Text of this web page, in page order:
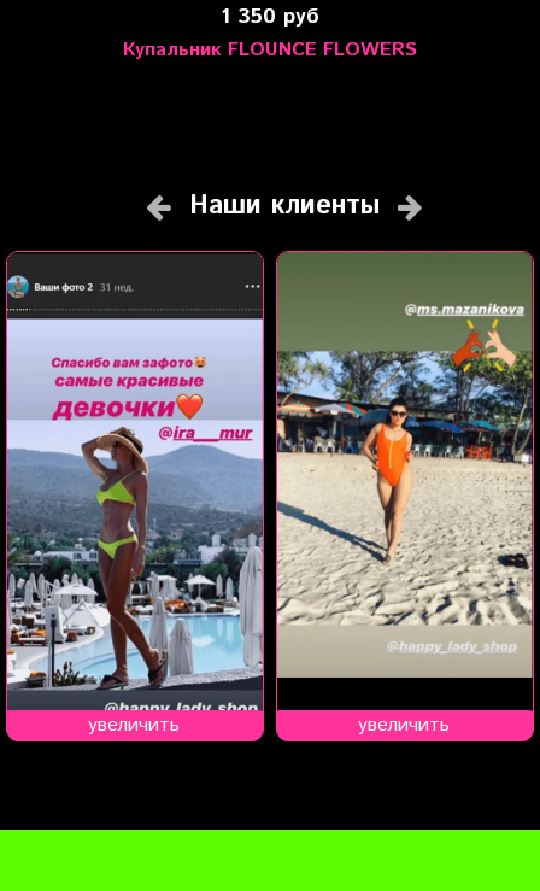
1 350 руб
Купальник FLOUNCE FLOWERS
Наши клиенты
увеличить увеличить